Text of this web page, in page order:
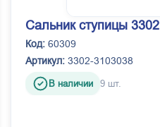
Сальник ступицы 3302
Код: 60309
Артикул: 3302-3103038
В наличии 9 шт.